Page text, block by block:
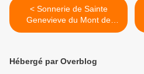
< Sonnerie de Sainte
Genevieve du Mont de
Paris - orchestre mexicain
Hébergé par Overblog